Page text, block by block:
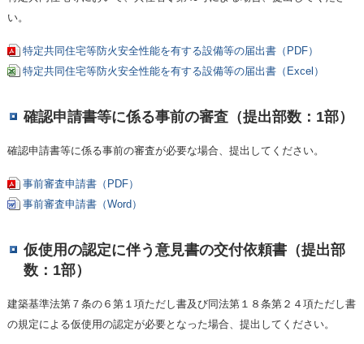
い。
特定共同住宅等防火安全性能を有する設備等の届出書（PDF）
特定共同住宅等防火安全性能を有する設備等の届出書（Excel）
確認申請書等に係る事前の審査（提出部数：1部）
確認申請書等に係る事前の審査が必要な場合、提出してください。
事前審査申請書（PDF）
事前審査申請書（Word）
仮使用の認定に伴う意見書の交付依頼書（提出部
数：1部）
建築基準法第７条の６第１項ただし書及び同法第１８条第２４項ただし書
の規定による仮使用の認定が必要となった場合、提出してください。